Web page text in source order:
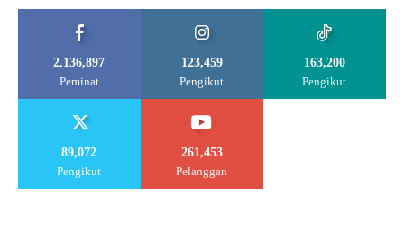
2,136,897
Peminat
123,459
Pengikut
163,200
Pengikut
89,072
Pengikut
261,453
Pelanggan